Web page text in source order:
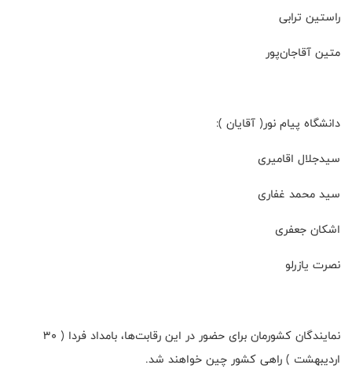
راستین ترابی
متین آقاجان‌پور
دانشگاه پیام نور( آقایان ):
سید‌جلال اقا‌میری
سید محمد غفاری
اشکان جعفری
نصرت یازرلو
نمایندگان کشورمان برای حضور در این رقابت‌ها، بامداد فردا ( ۳۰
اردیبهشت ) راهی کشور چین خواهند شد.